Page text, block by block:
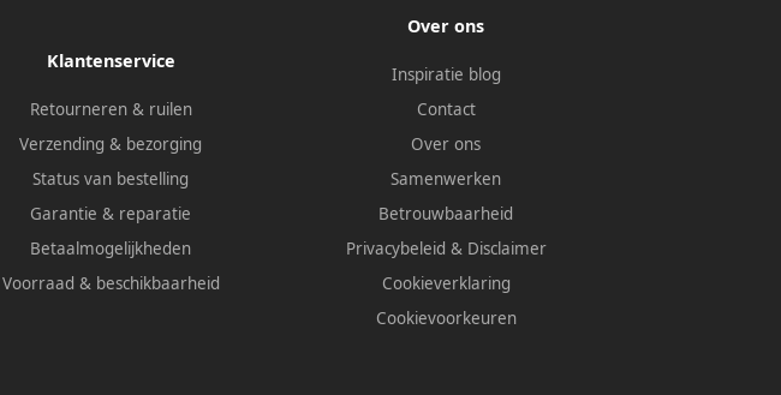
Klantenservice
Retourneren & ruilen
Verzending & bezorging
Status van bestelling
Garantie & reparatie
Betaalmogelijkheden
Voorraad & beschikbaarheid
Over ons
Inspiratie blog
Contact
Over ons
Samenwerken
Betrouwbaarheid
Privacybeleid & Disclaimer
Cookieverklaring
Cookievoorkeuren